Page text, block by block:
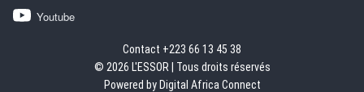
Youtube
Contact +223 66 13 45 38
© 2026 L'ESSOR | Tous droits réservés
Powered by Digital Africa Connect